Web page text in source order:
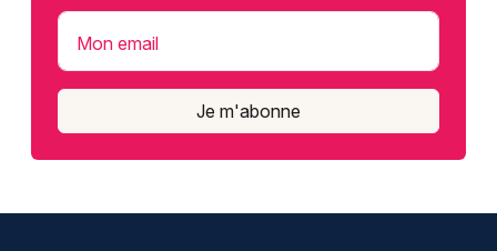
Mon email
Je m'abonne